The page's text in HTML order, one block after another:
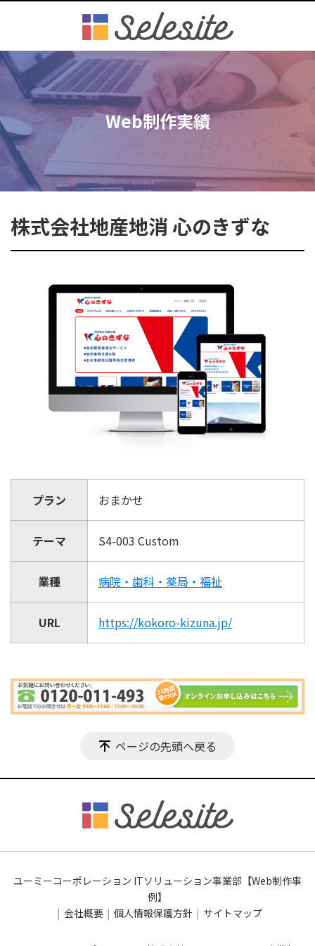
Web制作実績
株式会社地産地消 心のきずな
プラン おまかせ
テーマ S4-003 Custom
業種 病院・歯科・薬局・福祉
URL https://kokoro-kizuna.jp/
ページの先頭へ戻る
ユーミーコーポレーション ITソリューション事業部【Web制作事
例】
会社概要
個人情報保護方針 サイトマップ